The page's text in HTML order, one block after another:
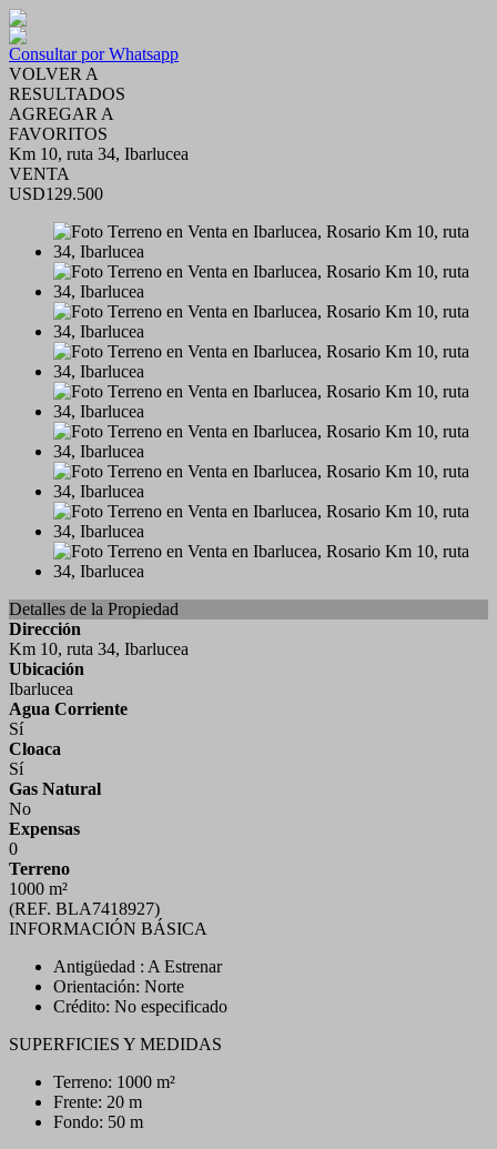
Consultar por Whatsapp
VOLVER A
RESULTADOS
AGREGAR A
FAVORITOS
Km 10, ruta 34, Ibarlucea
VENTA
USD129.500
Detalles de la Propiedad
Dirección
Km 10, ruta 34, Ibarlucea
Ubicación
Ibarlucea
Agua Corriente
Sí
Cloaca
Sí
Gas Natural
No
Expensas
0
Terreno
1000 m²
(REF. BLA7418927)
INFORMACIÓN BÁSICA
Antigüedad : A Estrenar
Orientación: Norte
Crédito: No especificado
SUPERFICIES Y MEDIDAS
Terreno: 1000 m²
Frente: 20 m
Fondo: 50 m